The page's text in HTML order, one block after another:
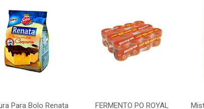
Para Bolo Renata FERMENTO PO ROYAL